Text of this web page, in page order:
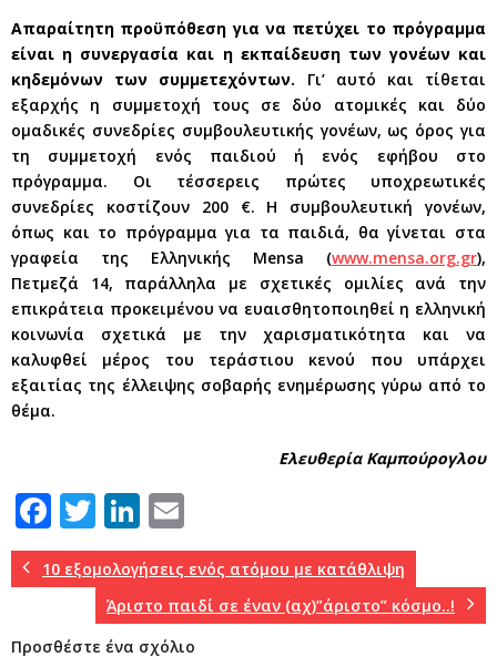
Απαραίτητη προϋπόθεση για να πετύχει το πρόγραμμα
είναι η συνεργασία και η εκπαίδευση των γονέων και
κηδεμόνων των συμμετεχόντων. Γι’ αυτό και τίθεται
εξαρχής η συμμετοχή τους σε δύο ατομικές και δύο
ομαδικές συνεδρίες συμβουλευτικής γονέων, ως όρος για
τη συμμετοχή ενός παιδιού ή ενός εφήβου στο
πρόγραμμα. Οι τέσσερεις πρώτες υποχρεωτικές
συνεδρίες κοστίζουν 200 €. Η συμβουλευτική γονέων,
όπως και το πρόγραμμα για τα παιδιά, θα γίνεται στα
γραφεία της Ελληνικής Mensa (www.mensa.org.gr),
Πετμεζά 14, παράλληλα με σχετικές ομιλίες ανά την
επικράτεια προκειμένου να ευαισθητοποιηθεί η ελληνική
κοινωνία σχετικά με την χαρισματικότητα και να
καλυφθεί μέρος του τεράστιου κενού που υπάρχει
εξαιτίας της έλλειψης σοβαρής ενημέρωσης γύρω από το
θέμα.
Ελευθερία Καμπούρογλου
F
a
c
T
w
it
te
Li
n
k
e
m
ai
l
10 εξομολογήσεις ενός ατόμου με κατάθλιψη
Άριστο παιδί σε έναν (αχ)”άριστο” κόσμο..!
Προσθέστε ένα σχόλιο